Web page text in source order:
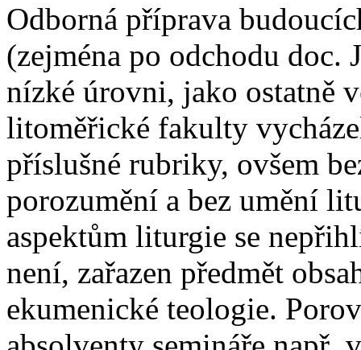
Odborná příprava
(zejména po odchodu
nízké úrovni, jako ostatně
litoměřické fakulty
příslušné rubriky, ovšem
porozumění a bez umění
aspektům liturgie se
není, zařazen předmět
ekumenické teologie.